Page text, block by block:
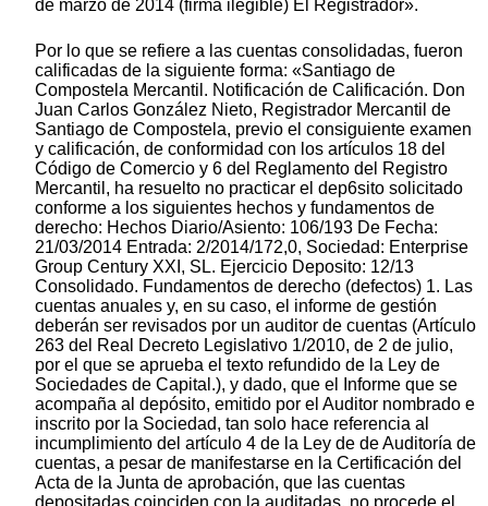
de marzo de 2014 (firma ilegible) El Registrador».
Por lo que se refiere a las cuentas consolidadas, fueron
calificadas de la siguiente forma: «Santiago de
Compostela Mercantil. Notificación de Calificación. Don
Juan Carlos González Nieto, Registrador Mercantil de
Santiago de Compostela, previo el consiguiente examen
y calificación, de conformidad con los artículos 18 del
Código de Comercio y 6 del Reglamento del Registro
Mercantil, ha resuelto no practicar el dep6sito solicitado
conforme a los siguientes hechos y fundamentos de
derecho: Hechos Diario/Asiento: 106/193 De Fecha:
21/03/2014 Entrada: 2/2014/172,0, Sociedad: Enterprise
Group Century XXI, SL. Ejercicio Deposito: 12/13
Consolidado. Fundamentos de derecho (defectos) 1. Las
cuentas anuales y, en su caso, el informe de gestión
deberán ser revisados por un auditor de cuentas (Artículo
263 del Real Decreto Legislativo 1/2010, de 2 de julio,
por el que se aprueba el texto refundido de la Ley de
Sociedades de Capital.), y dado, que el Informe que se
acompaña al depósito, emitido por el Auditor nombrado e
inscrito por la Sociedad, tan solo hace referencia al
incumplimiento del artículo 4 de la Ley de de Auditoría de
cuentas, a pesar de manifestarse en la Certificación del
Acta de la Junta de aprobación, que las cuentas
depositadas coinciden con la auditadas, no procede el